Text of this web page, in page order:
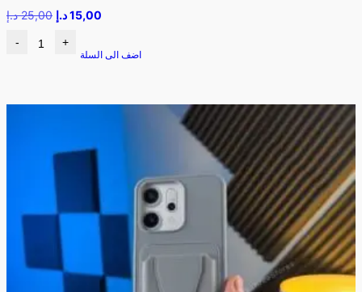
25,00 د.إ 15,00د.إ
- +
اضف الى السلة